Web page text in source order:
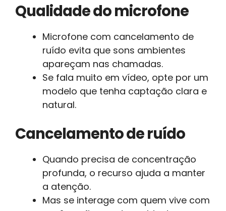
Qualidade do microfone
Microfone com cancelamento de
ruído evita que sons ambientes
apareçam nas chamadas.
Se fala muito em vídeo, opte por um
modelo que tenha captação clara e
natural.
Cancelamento de ruído
Quando precisa de concentração
profunda, o recurso ajuda a manter
a atenção.
Mas se interage com quem vive com